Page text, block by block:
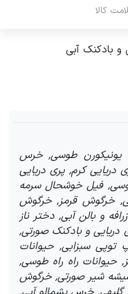
کالا
بادکنک آبی
یونیکورن طوسی, خرس
کرم, پری دریایی
فیل خوشحال سرمه
خرگوش قرمز, خرگوش
و بالن آبی, دختر ناز
و بادکنک صورتی,
سبزابی, حیوانات
راه راه طوسی,
شیر صورتی, خرگوش